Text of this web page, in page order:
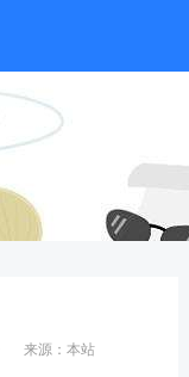
来源：本站